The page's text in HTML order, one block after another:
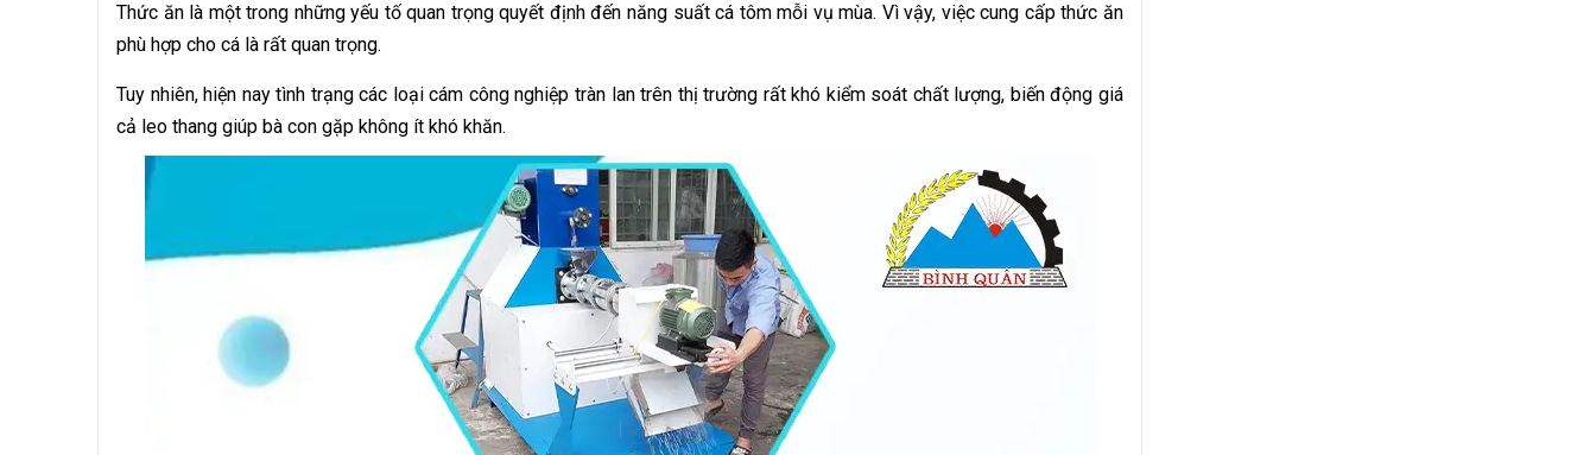
Thức ăn là một trong những yếu tố quan trọng quyết định đến năng suất cá tôm mỗi vụ mùa. Vì vậy, việc cung cấp thức ăn
phù hợp cho cá là rất quan trọng.
Tuy nhiên, hiện nay tình trạng các loại cám công nghiệp tràn lan trên thị trường rất khó kiểm soát chất lượng, biến động giá
cả leo thang giúp bà con gặp không ít khó khăn.